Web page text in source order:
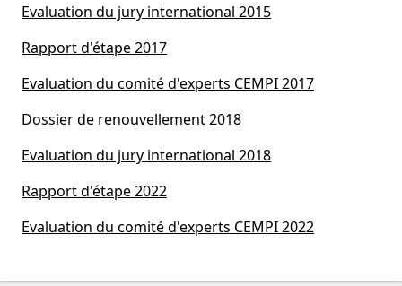
Evaluation du jury international 2015
Rapport d'étape 2017
Evaluation du comité d'experts CEMPI 2017
Dossier de renouvellement 2018
Evaluation du jury international 2018
Rapport d'étape 2022
Evaluation du comité d'experts CEMPI 2022